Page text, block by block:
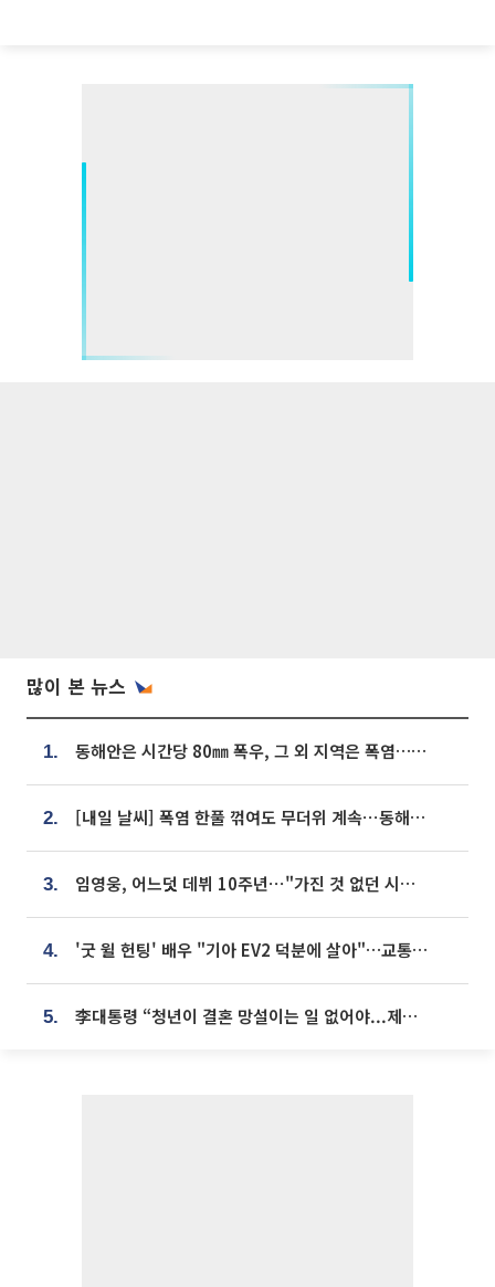
많이 본 뉴스
1. 동해안은 시간당 80㎜ 폭우, 그 외 지역은 폭염…‘극과 극 날씨’
2. [내일 날씨] 폭염 한풀 꺾여도 무더위 계속⋯동해안 이틀 연속 비
3. 임영웅, 어느덧 데뷔 10주년⋯"가진 것 없던 시절, 내 앞엔 20명의 팬뿐"
4. '굿 윌 헌팅' 배우 "기아 EV2 덕분에 살아"…교통사고 후 안전성 극찬
5. 李대통령 “청년이 결혼 망설이는 일 없어야...제도상 불이익 조사”